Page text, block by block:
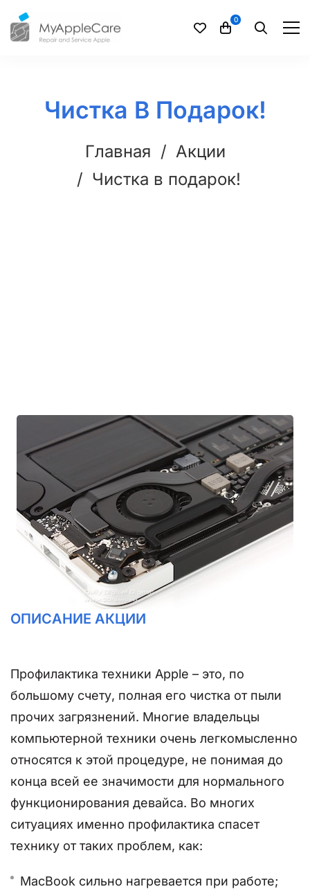
Чистка В Подарок!
Главная
Акции
Чистка в подарок!
подарок!
ОПИСАНИЕ АКЦИИ
Профилактика техники Apple – это, по
большому счету, полная его чистка от пыли
прочих загрязнений. Многие владельцы
компьютерной техники очень легкомысленно
относятся к этой процедуре, не понимая до
конца всей ее значимости для нормального
функционирования девайса. Во многих
ситуациях именно профилактика спасет
технику от таких проблем, как:
MacBook сильно нагревается при работе;